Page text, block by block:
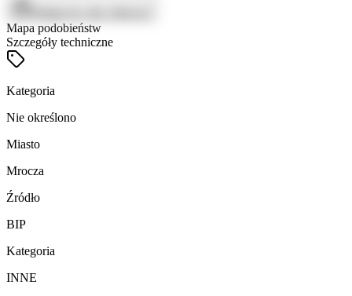
Mapa podobieństw
Szczegóły techniczne
Kategoria
Nie określono
Miasto
Mrocza
Źródło
BIP
Kategoria
INNE